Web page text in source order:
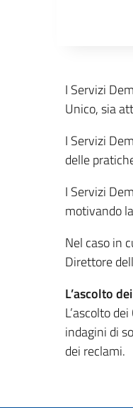
I Servizi
Unico, sia
I Servizi
delle
I Servizi
motivando
Nel caso in
Direttore
L’ascolto
L’ascolto
indagini di
dei reclami.